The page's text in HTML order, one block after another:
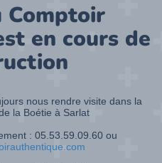
Comptoir
en cours de
nous rendre visite dans la
la Boétie à Sarlat
: 05.53.59.09.60 ou